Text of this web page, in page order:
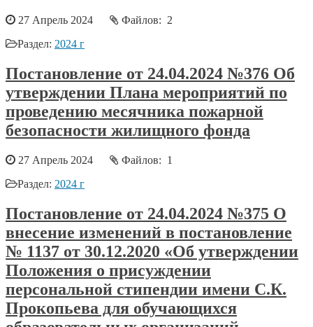
27 Апрель 2024
Файлов: 2
Раздел: 2024 г
Постановление от 24.04.2024 №376 Об
утверждении Плана мероприятий по
проведению месячника пожарной
безопасности жилищного фонда
27 Апрель 2024
Файлов: 1
Раздел: 2024 г
Постановление от 24.04.2024 №375 О
внесение изменений в постановление
№ 1137 от 30.12.2020 «Об утверждении
Положения о присуждении
персональной стипендии имени С.К.
Прокопьева для обучающихся